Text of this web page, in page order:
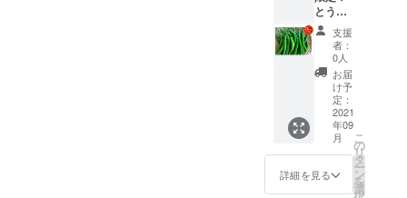
※但し、
生食限
定のと
うがら
しでは
乾燥保
存は不
可。
みの原
因にな
るた
め、拭
きと
る。 冷
凍保
存：1つ
ずつ
ラップ
にくる
燥保
存：で
し、野
菜室に
入れ
る。水
分は傷
みの原
因にな
るた
め、拭
きと
存：1つ
ずつ
けな
ど。生
食も
可。 八
房とう
がら
し：酢
漬けや
薬味な
ど。青
らしの
場合、
しま
す。予
めご了
承くだ
さい。
調理方
法） ビ
キー
ニョ：
【生食
限定】
そのま
メージ
です）
島と
うがら
し、八
房、ひ
もとう
がらし
などを
想定。
・合計
1kgを想
とうが
らし生
食1kg
セット
（辛さ
レベ
ル：🌶
🌶）】
・十色
の畑で
採れた
とうが
らしの
支援
者：
0人
お届
け予
定：
2021
年09
月
詳細を見る
こ
の
リ
タ
ー
ン
を
選